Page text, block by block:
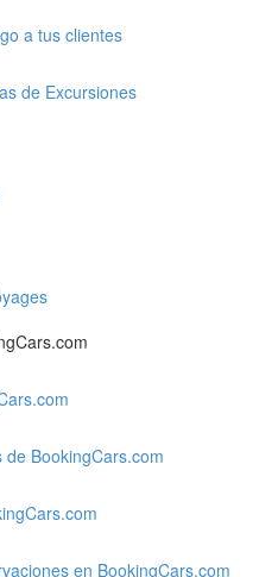
a tus clientes
de Excursiones
BookingCars.com
en BookingCars.com